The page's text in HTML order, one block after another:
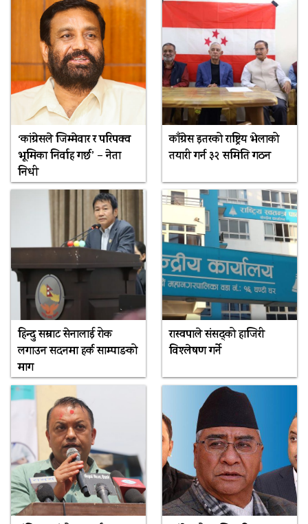
‘कांग्रेसले जिम्मेवार र परिपक्व
भूमिका निर्वाह गर्छ’ – नेता
निधी
काँग्रेस इतरको राष्ट्रिय भेलाको
तयारी गर्न ३२ समिति गठन
हिन्दु सम्राट सेनालाई रोक
लगाउन सदनमा हर्क साम्पाङको
माग
रास्वपाले संसद्को हाजिरी
विश्लेषण गर्ने